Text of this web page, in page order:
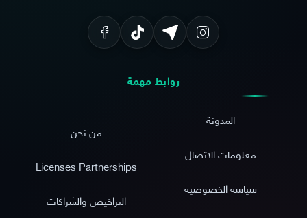
روابط مهمة
المدونة
معلومات الاتصال
سياسة الخصوصية
من نحن
Licenses Partnerships
التراخيص والشراكات